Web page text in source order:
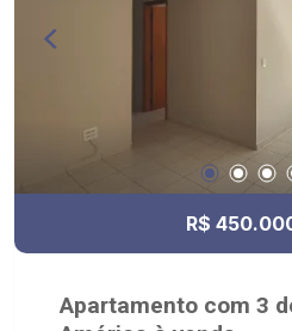
R$
Apartamento com 3